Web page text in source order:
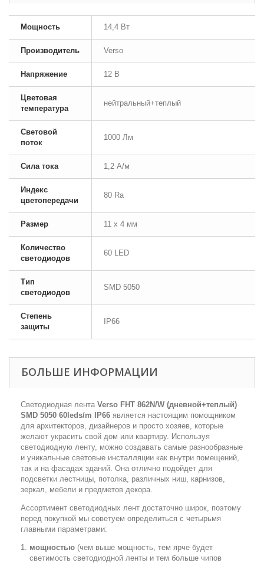
Мощность 14,4 Вт
Производитель Verso
Напряжение 12 В
Цветовая
температура
нейтральный+теплый
Световой
поток
1000 Лм
Сила тока 1,2 А/м
Индекс
цветопередачи
80 Ra
Размер 11 x 4 мм
Количество
светодиодов
60 LED
Тип
светодиодов
SMD 5050
Степень
защиты
IP66
БОЛЬШЕ ИНФОРМАЦИИ
Светодиодная лента Verso FHT 862N/W (дневной+теплый)
SMD 5050 60leds/m IP66 является настоящим помощником
для архитекторов, дизайнеров и просто хозяев, которые
желают украсить свой дом или квартиру. Используя
светодиодную ленту, можно создавать самые разнообразные
и уникальные световые инсталляции как внутри помещений,
так и на фасадах зданий. Она отлично подойдет для
подсветки лестницы, потолка, различных ниш, карнизов,
зеркал, мебели и предметов декора.
Ассортимент светодиодных лент достаточно широк, поэтому
перед покупкой мы советуем определиться с четырьмя
главными параметрами:
мощностью (чем выше мощность, тем ярче будет
светимость светодиодной ленты и тем больше чипов